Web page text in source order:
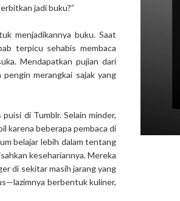
jadi buku?”
menjadikannya buku. Saat
terpicu sehabis membaca
Mendapatkan pujian dari
merangkai sajak yang
di Tumblr. Selain minder,
karena beberapa pembaca di
belajar lebih dalam tentang
kesehariannya. Mereka
di sekitar masih jarang yang
berbentuk kuliner,